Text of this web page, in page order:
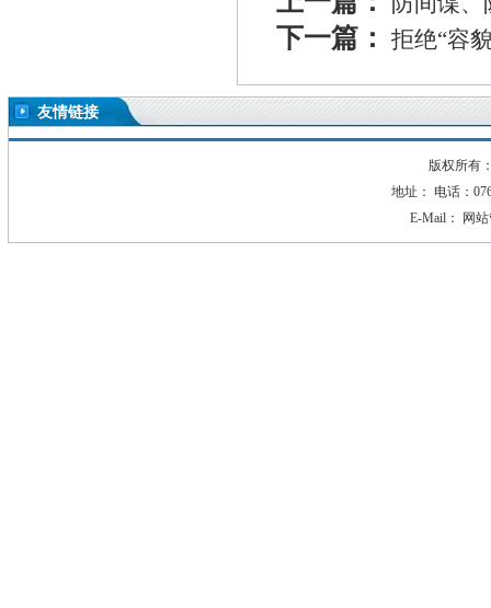
下一篇： 拒绝“容
友情链接
版权所有
地址： 电话：
E-Mail：
网